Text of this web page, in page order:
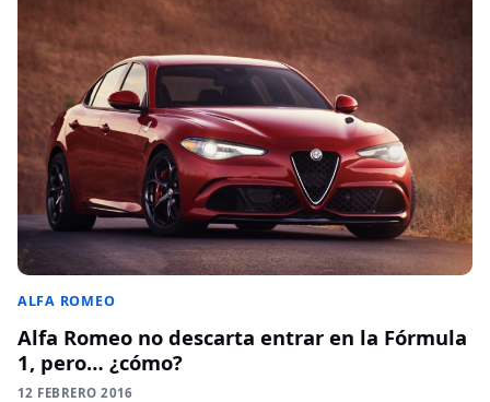
ALFA ROMEO
Alfa Romeo no descarta entrar en la Fórmula
1, pero… ¿cómo?
12 FEBRERO 2016